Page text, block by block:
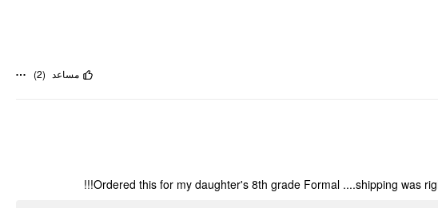
مساعد (
2
)
Ordered this for my daughter's 8th grade Formal ....shipping was